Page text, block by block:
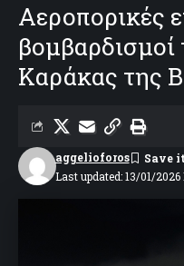
Αεροπορικές
Καράκας της
Last updated: 13/01/2026
aggelioforos